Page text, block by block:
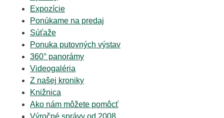
Expozície
Ponúkame na predaj
Súťaže
Ponuka putovných výstav
360° panorámy
Videogaléria
Z našej kroniky
Knižnica
Ako nám môžete pomôcť
Výročné správy od 2008